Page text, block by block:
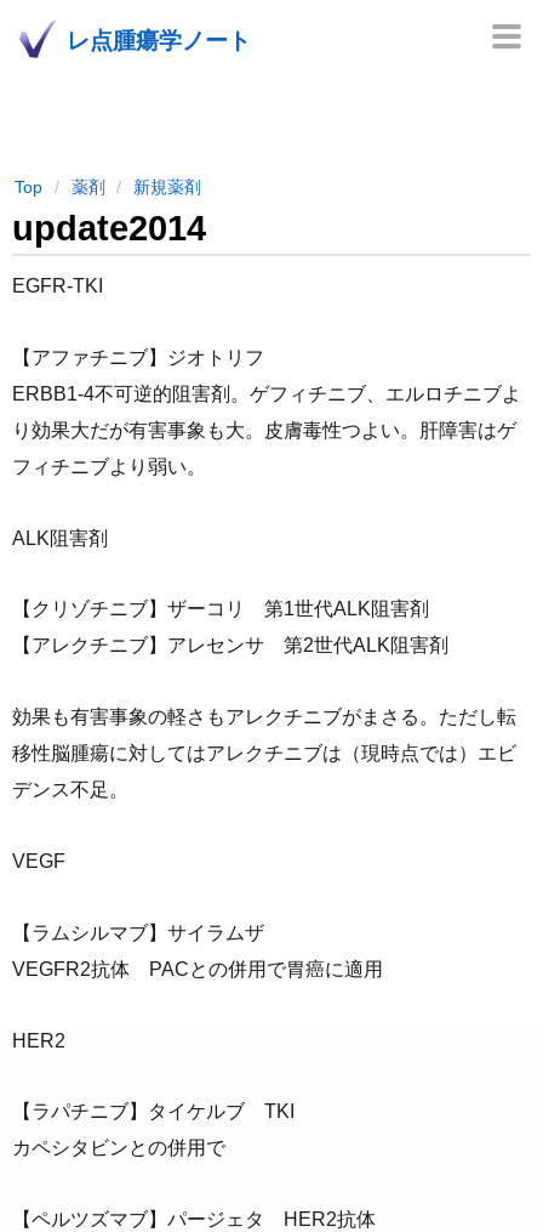
レ点腫瘍学ノート
Top 薬剤 新規薬剤
update2014
EGFR-TKI
【アファチニブ】ジオトリフ
ERBB1-4不可逆的阻害剤。ゲフィチニブ、エルロチニブよ
り効果大だが有害事象も大。皮膚毒性つよい。肝障害はゲ
フィチニブより弱い。
ALK阻害剤
【クリゾチニブ】ザーコリ 第1世代ALK阻害剤
【アレクチニブ】アレセンサ 第2世代ALK阻害剤
効果も有害事象の軽さもアレクチニブがまさる。ただし転
移性脳腫瘍に対してはアレクチニブは（現時点では）エビ
デンス不足。
VEGF
【ラムシルマブ】サイラムザ
VEGFR2抗体 PACとの併用で胃癌に適用
HER2
【ラパチニブ】タイケルブ TKI
カペシタビンとの併用で
【ペルツズマブ】パージェタ HER2抗体